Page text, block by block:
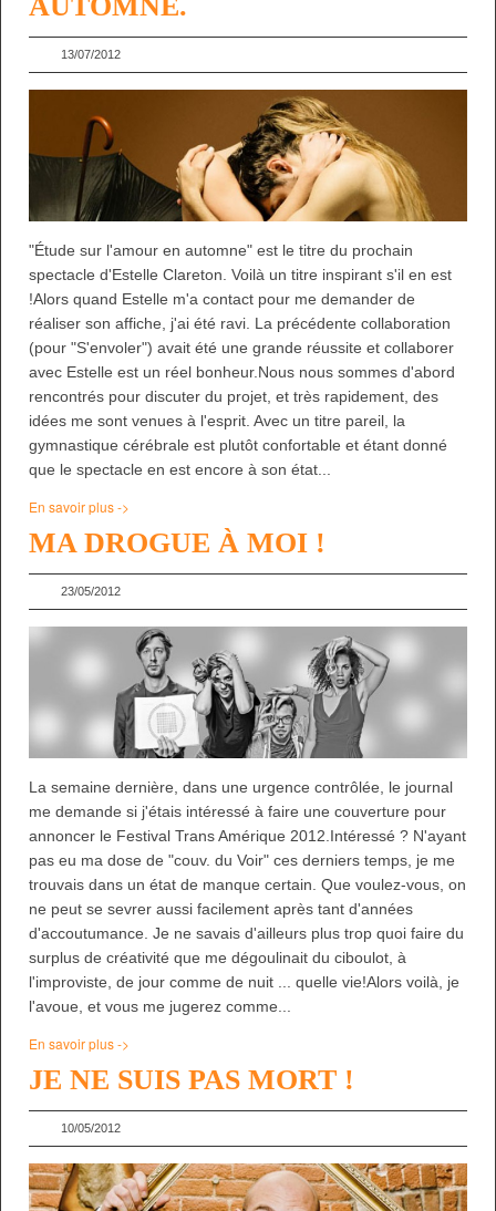
13/07/2012
"Étude sur l'amour en automne" est le titre du prochain
spectacle d'Estelle Clareton. Voilà un titre inspirant s'il en est
!Alors quand Estelle m'a contact pour me demander de
réaliser son affiche, j'ai été ravi. La précédente collaboration
(pour "S'envoler") avait été une grande réussite et collaborer
avec Estelle est un réel bonheur.Nous nous sommes d'abord
rencontrés pour discuter du projet, et très rapidement, des
idées me sont venues à l'esprit. Avec un titre pareil, la
gymnastique cérébrale est plutôt confortable et étant donné
que le spectacle en est encore à son état...
En savoir plus ->
MA DROGUE À MOI !
23/05/2012
La semaine dernière, dans une urgence contrôlée, le journal
me demande si j'étais intéressé à faire une couverture pour
annoncer le Festival Trans Amérique 2012.Intéressé ? N'ayant
pas eu ma dose de "couv. du Voir" ces derniers temps, je me
trouvais dans un état de manque certain. Que voulez-vous, on
ne peut se sevrer aussi facilement après tant d'années
d'accoutumance. Je ne savais d'ailleurs plus trop quoi faire du
surplus de créativité que me dégoulinait du ciboulot, à
l'improviste, de jour comme de nuit ... quelle vie!Alors voilà, je
l'avoue, et vous me jugerez comme...
En savoir plus ->
JE NE SUIS PAS MORT !
10/05/2012